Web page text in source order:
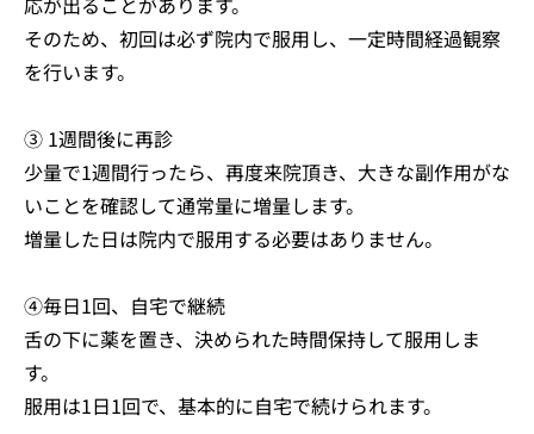
そのため、初回は必ず院内で服用し、一定時間経過観察
を行います。
③ 1週間後に再診
少量で1週間行ったら、再度来院頂き、大きな副作用がな
いことを確認して通常量に増量します。
増量した日は院内で服用する必要はありません。
④毎日1回、自宅で継続
舌の下に薬を置き、決められた時間保持して服用しま
す。
服用は1日1回で、基本的に自宅で続けられます。